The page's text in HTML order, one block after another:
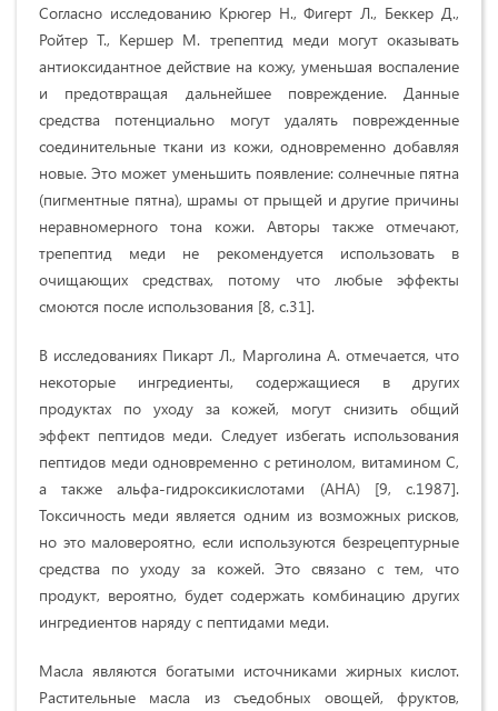
Согласно исследованию Крюгер Н., Фигерт Л., Беккер Д.,
Ройтер Т., Кершер М. трепептид меди могут оказывать
антиоксидантное действие на кожу, уменьшая воспаление
и предотвращая дальнейшее повреждение. Данные
средства потенциально могут удалять поврежденные
соединительные ткани из кожи, одновременно добавляя
новые. Это может уменьшить появление: солнечные пятна
(пигментные пятна), шрамы от прыщей и другие причины
неравномерного тона кожи. Авторы также отмечают,
трепептид меди не рекомендуется использовать в
очищающих средствах, потому что любые эффекты
смоются после использования [8, с.31].
В исследованиях Пикарт Л., Марголина А. отмечается, что
некоторые ингредиенты, содержащиеся в других
продуктах по уходу за кожей, могут снизить общий
эффект пептидов меди. Следует избегать использования
пептидов меди одновременно с ретинолом, витамином C,
а также альфа-гидроксикислотами (AHA) [9, c.1987].
Токсичность меди является одним из возможных рисков,
но это маловероятно, если используются безрецептурные
средства по уходу за кожей. Это связано с тем, что
продукт, вероятно, будет содержать комбинацию других
ингредиентов наряду с пептидами меди.
Масла являются богатыми источниками жирных кислот.
Растительные масла из съедобных овощей, фруктов,